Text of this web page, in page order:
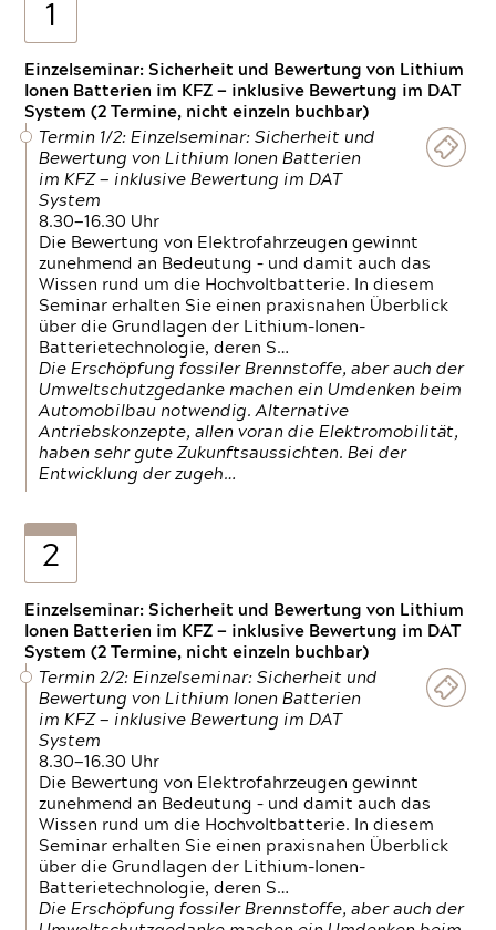
1
Einzelseminar: Sicherheit und Bewertung von Lithium
Ionen Batterien im KFZ — inklusive Bewertung im DAT
System (2 Termine, nicht einzeln buchbar)
Termin 1/2: Einzelseminar: Sicherheit und
Bewertung von Lithium Ionen Batterien
im KFZ — inklusive Bewertung im DAT
System
8.30—16.30 Uhr
Die Bewertung von Elektrofahrzeugen gewinnt
zunehmend an Bedeutung – und damit auch das
Wissen rund um die Hochvoltbatterie. In diesem
Seminar erhalten Sie einen praxisnahen Überblick
über die Grundlagen der Lithium-Ionen-
Batterietechnologie, deren S…
Die Erschöpfung fossiler Brennstoffe, aber auch der
Umweltschutzgedanke machen ein Umdenken beim
Automobilbau notwendig. Alternative
Antriebskonzepte, allen voran die Elektromobilität,
haben sehr gute Zukunftsaussichten. Bei der
Entwicklung der zugeh…
2
Einzelseminar: Sicherheit und Bewertung von Lithium
Ionen Batterien im KFZ — inklusive Bewertung im DAT
System (2 Termine, nicht einzeln buchbar)
Termin 2/2: Einzelseminar: Sicherheit und
Bewertung von Lithium Ionen Batterien
im KFZ — inklusive Bewertung im DAT
System
8.30—16.30 Uhr
Die Bewertung von Elektrofahrzeugen gewinnt
zunehmend an Bedeutung – und damit auch das
Wissen rund um die Hochvoltbatterie. In diesem
Seminar erhalten Sie einen praxisnahen Überblick
über die Grundlagen der Lithium-Ionen-
Batterietechnologie, deren S…
Die Erschöpfung fossiler Brennstoffe, aber auch der